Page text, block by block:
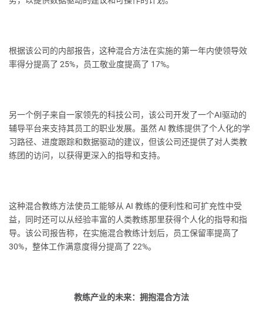
根据该公司的内部报告，这种混合方法在实施的第一年内使领导效
率得分提高了 25%，员工敬业度提高了 17%。
另一个例子来自一家领先的科技公司，该公司开发了一个AI驱动的
辅导平台来支持其员工的职业发展。虽然 AI 教练提供了个人化的学
习路径、进度跟踪和数据驱动的建议，但该公司还提供了对人类教
练团的访问，以获得更深入的指导和支持。
这种混合教练方法使员工能够从 AI 教练的便利性和可扩充性中受
益，同时还可以从经验丰富的人类教练那里获得个人化的指导和指
导。该公司报告称，在实施混合教练计划后，员工保留率提高了
30%，整体工作满意度得分提高了 22%。
教练产业的未来：拥抱混合方法